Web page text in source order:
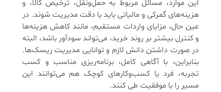
این موارد، مسائل مربوط به حمل‌ونقل، ترخیص کالا، و
هزینه‌های گمرکی و مالیاتی باید با دقت مدیریت شوند. در
عین حال، مزایای واردات مستقیم، مانند کاهش هزینه‌ها
و کنترل بیشتر بر روند خرید، می‌تواند سودآور باشد، البته
در صورت داشتن دانش لازم و توانایی مدیریت ریسک‌ها.
بنابراین، با آگاهی کامل، برنامه‌ریزی مناسب و کسب
تجربه، فرد یا کسب‌وکارهای کوچک هم می‌توانند این
مسیر را با موفقیت طی کنند.